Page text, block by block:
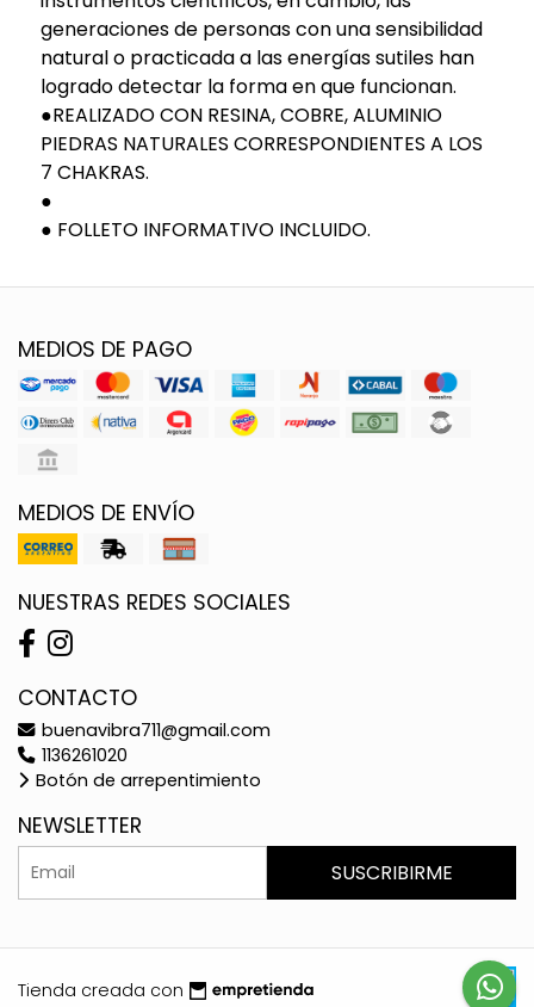
generaciones de personas con una sensibilidad
natural o practicada a las energías sutiles han
logrado detectar la forma en que funcionan.
●REALIZADO CON RESINA, COBRE, ALUMINIO
PIEDRAS NATURALES CORRESPONDIENTES A LOS
7 CHAKRAS.
●
● FOLLETO INFORMATIVO INCLUIDO.
MEDIOS DE PAGO
MEDIOS DE ENVÍO
NUESTRAS REDES SOCIALES
CONTACTO
buenavibra711@gmail.com
1136261020
Botón de arrepentimiento
NEWSLETTER
SUSCRIBIRME
Tienda creada con